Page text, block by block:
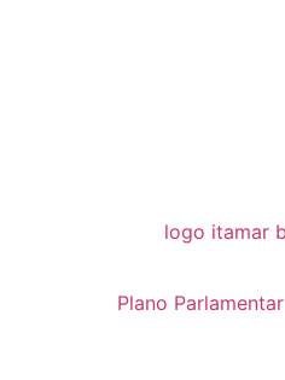
Plano Parlamentar